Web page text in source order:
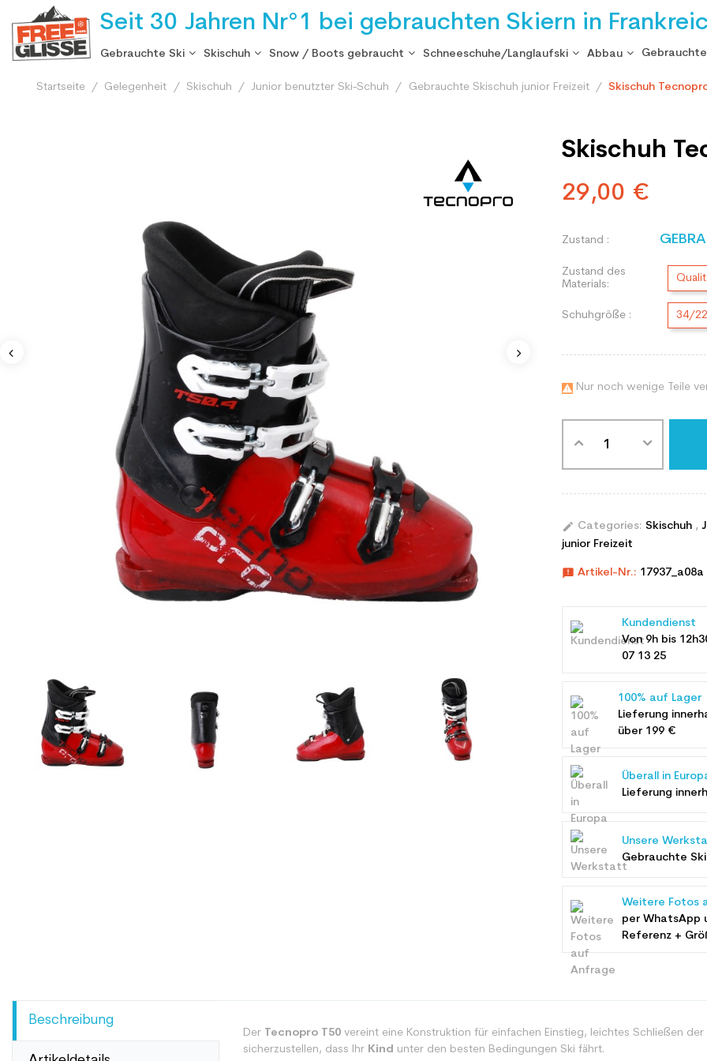
Seit 30 Jahren Nr°1 bei gebrauchten Skiern in
Gebrauchte Ski Skischuh Snow / Boots gebraucht Schneeschuhe/Langlaufski Abbau
Startseite Gelegenheit Skischuh Junior benutzter Ski-Schuh Gebrauchte Skischuh junior Freizeit Skischuh
Skischuh
29,00 €
Zustand :
Zustand des
Materials:
Schuhgröße : 34/
 Nur noch wenige Teile
edit Categories: Skischuh ,
junior Freizeit
announcement Artikel-Nr.: 17937_a08a
Kundendienst
Von 9h bis
07 13 25
100% auf Lager
Lieferung
über 199 €
Überall in
Lieferung
Unsere
Gebrauchte
Weitere Fotos
per WhatsApp
Referenz +
Beschreibung
Der Tecnopro T50vereint eine Konstruktion für einfachen Einstieg, leichtes Schließen
sicherzustellen, dass Ihr Kind unter den besten Bedingungen Ski fährt.